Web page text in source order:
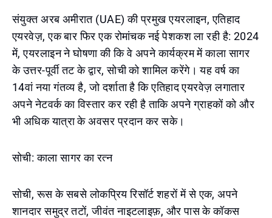
संयुक्त अरब अमीरात (UAE) की प्रमुख एयरलाइन, एतिहाद
एयरवेज़, एक बार फिर एक रोमांचक नई पेशकश ला रही है: 2024
में, एयरलाइन ने घोषणा की कि वे अपने कार्यक्रम में काला सागर
के उत्तर-पूर्वी तट के द्वार, सोची को शामिल करेंगे। यह वर्ष का
14वां नया गंतव्य है, जो दर्शाता है कि एतिहाद एयरवेज़ लगातार
अपने नेटवर्क का विस्तार कर रही है ताकि अपने ग्राहकों को और
भी अधिक यात्रा के अवसर प्रदान कर सके।
सोची: काला सागर का रत्न
सोची, रूस के सबसे लोकप्रिय रिसॉर्ट शहरों में से एक, अपने
शानदार समुद्र तटों, जीवंत नाइटलाइफ़, और पास के कॉकस